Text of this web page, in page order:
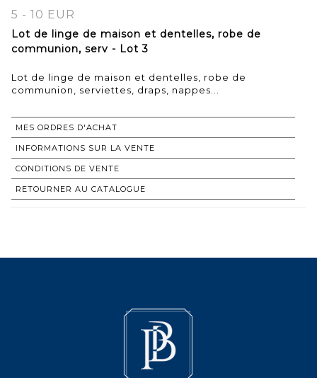
5 - 10 EUR
Lot de linge de maison et dentelles, robe de
communion, serv - Lot 3
Lot de linge de maison et dentelles, robe de
communion, serviettes, draps, nappes...
MES ORDRES D'ACHAT
INFORMATIONS SUR LA VENTE
CONDITIONS DE VENTE
RETOURNER AU CATALOGUE